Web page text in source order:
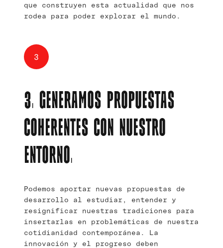
que construyen esta actualidad que nos
rodea para poder explorar el mundo.
3
3. GENERAMOS PROPUESTAS
COHERENTES CON NUESTRO
ENTORNO.
Podemos aportar nuevas propuestas de
desarrollo al estudiar, entender y
resignificar nuestras tradiciones para
insertarlas en problemáticas de nuestra
cotidianidad contemporánea. La
innovación y el progreso deben